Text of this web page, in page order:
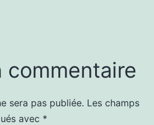
commentaire
sera pas publiée. Les champs
avec *